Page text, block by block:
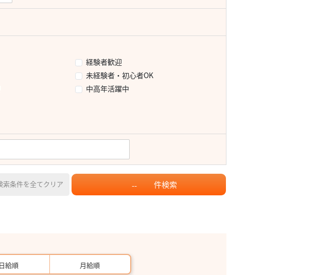
経験者歓迎
未経験者・初心者OK
中高年活躍中
索条件を全てクリア -- 件検索
日給順 月給順